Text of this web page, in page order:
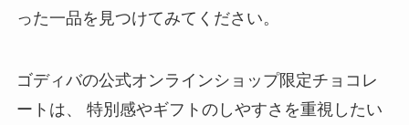
った一品を見つけてみてください。
ゴディバの公式オンラインショップ限定チョコレ
ートは、 特別感やギフトのしやすさを重視したい